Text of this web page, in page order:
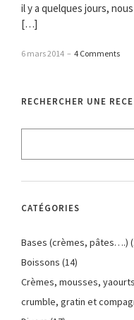
il y a quelques jours,
[…]
6 mars 2014 – 4 Comments
RECHERCHER UNE
CATÉGORIES
Bases (crèmes, pâtes….)
Boissons (14)
Crèmes, mousses, yaourts
crumble, gratin et